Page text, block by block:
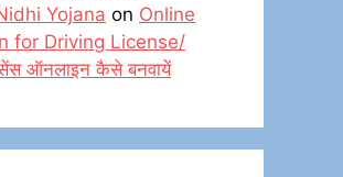
Yojana on Online
for Driving License/
ऑनलाइन कैसे बनवायें